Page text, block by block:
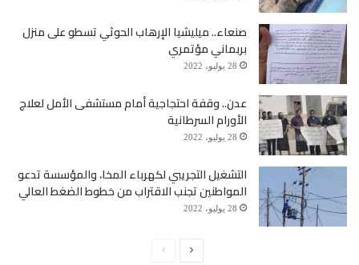
صنعاء.. ميليشيا الإرهاب الحوثي تسطو على منزل
بربماني مؤتمري
28 يوليو، 2022
عدن.. وقفة احتجاجية أمام مستشفى الأمل لعلاج
الأورام السرطانية
28 يوليو، 2022
التشغيل التجريبي لكهرباء المخا، والمؤسسة تدعو
المواطنين تجنب الاقتراب من خطوط الضغط العالي
28 يوليو، 2022
الصفحةالصفحة